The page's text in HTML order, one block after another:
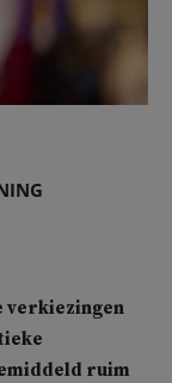
verkiezingen
ruim